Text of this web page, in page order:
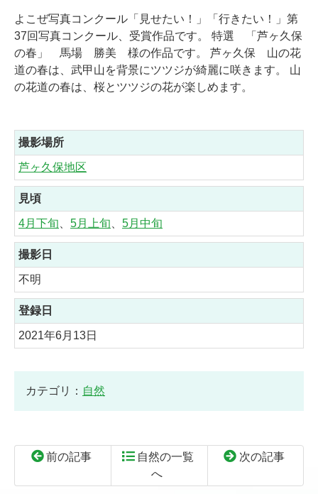
よこぜ写真コンクール「見せたい！」「行きたい！」第
37回写真コンクール、受賞作品です。 特選 「芦ヶ久保
の春」 馬場 勝美 様の作品です。 芦ヶ久保 山の花
道の春は、武甲山を背景にツツジが綺麗に咲きます。 山
の花道の春は、桜とツツジの花が楽しめます。
撮影場所
芦ヶ久保地区
見頃
4月下旬、 5月上旬、 5月中旬
撮影日
不明
登録日
2021年6月13日
カテゴリ： 自然
前の記事
自然の一覧
へ
次の記事